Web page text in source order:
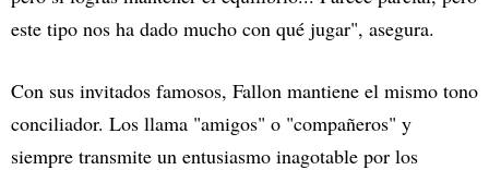
este tipo nos ha dado mucho con qué jugar", asegura.
Con sus invitados famosos, Fallon mantiene el mismo tono
conciliador. Los llama "amigos" o "compañeros" y
siempre transmite un entusiasmo inagotable por los